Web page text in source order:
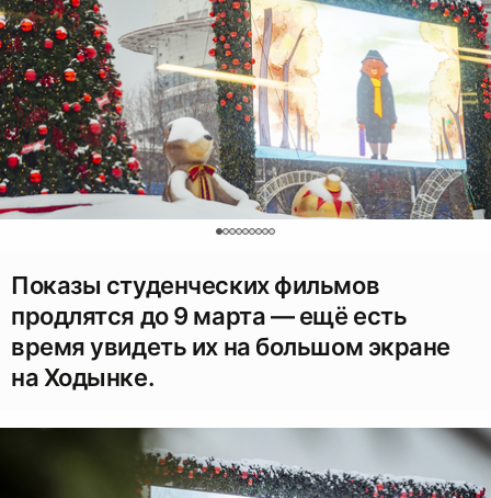
Показы студенческих фильмов
продлятся до 9 марта — ещё есть
время увидеть их на большом экране
на Ходынке.